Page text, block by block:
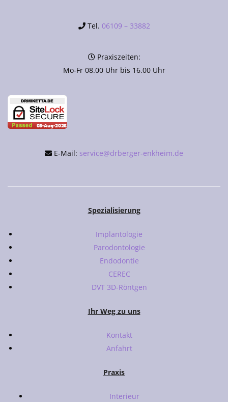
Tel. 06109 – 33882
Praxiszeiten:
Mo-Fr 08.00 Uhr bis 16.00 Uhr
E-Mail: service@drberger-enkheim.de
Spezialisierung
Implantologie
Parodontologie
Endodontie
CEREC
DVT 3D-Röntgen
Ihr Weg zu uns
Kontakt
Anfahrt
Praxis
Interieur